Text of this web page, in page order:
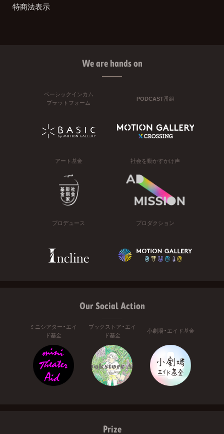
特商法表示
We are hands on
ベーシックインカム
プラットフォーム
PODCAST番組
アート基金 社会を動かすかけ声
プロデュース プロダクション
Our Social Action
ミニシアター・エイ
ド基金
ブックストア・エイ
ド基金
小劇場・エイド基金
Prize